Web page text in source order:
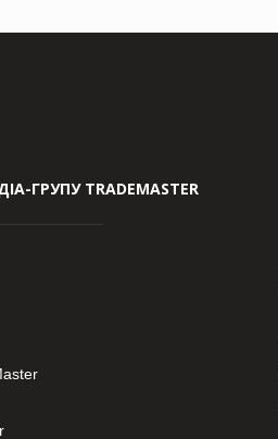
ГРУПУ TRADEMASTER